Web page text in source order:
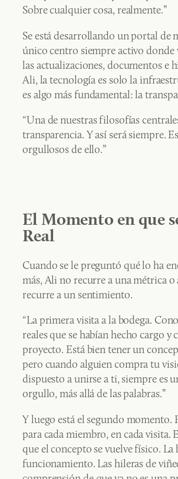
Sobre cualquier cosa, realmente.”
Se está desarrollando un portal de
único centro siempre activo donde
las actualizaciones, documentos e
Ali, la tecnología es solo la
es algo más fundamental: la
“Una de nuestras filosofías
transparencia. Y así será siempre.
orgullosos de ello.”
El Momento en que
Real
Cuando se le preguntó qué lo ha
más, Ali no recurre a una métrica
recurre a un sentimiento.
“La primera visita a la bodega.
reales que se habían hecho cargo y
proyecto. Está bien tener un
pero cuando alguien compra tu
dispuesto a unirse a ti, siempre es
orgullo, más allá de las palabras.”
Y luego está el segundo momento.
para cada miembro, en cada visita.
que el concepto se vuelve físico. La
funcionamiento. Las hileras de